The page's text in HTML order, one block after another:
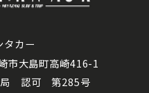
タカー
大島町高崎416-1
局 認可 第285号